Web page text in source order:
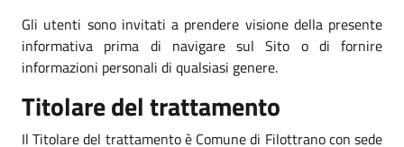
Gli utenti sono invitati a prendere visione della presente
informativa prima di navigare sul Sito o di fornire
informazioni personali di qualsiasi genere.
Titolare del trattamento
Il Titolare del trattamento è Comune di Filottrano con sede